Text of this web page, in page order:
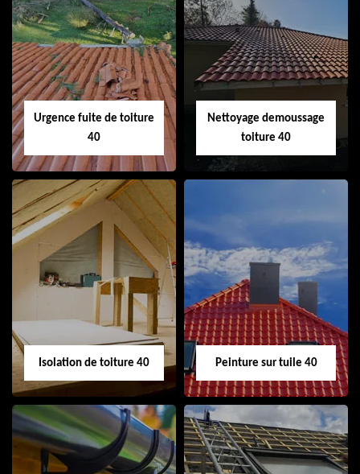
Couvreur 40
Ramonage de
cheminée 40
Urgence fuite de toiture
40
Urgence fuite de
toiture 40
Nettoyage demoussage
toiture 40
Nettoyage
demoussage
toiture 40
Isolation de toiture 40 Peinture sur tuile 40